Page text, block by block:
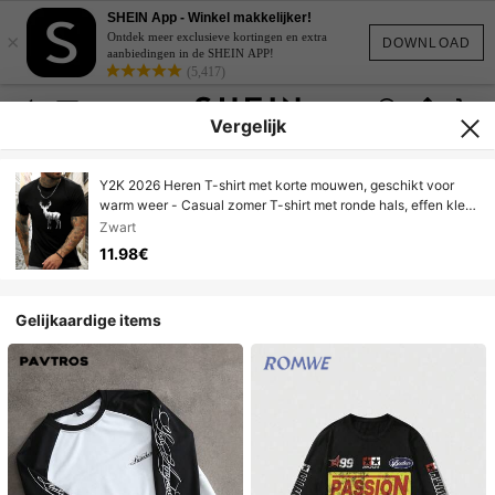
DOWNLOAD
×
SHEIN App - Winkel makkelijker!
Ontdek meer exclusieve kortingen en extra
aanbiedingen in de SHEIN APP!
(5,417)
Vergelijk
Y2K 2026 Heren T-shirt met korte mouwen, geschikt voor
warm weer - Casual zomer T-shirt met ronde hals, effen kleur,
cropped model, korte lengte voor warm weer, casual
herenkleding (handwas/droog) - Op voorraad Heren zomerset
Zwart
11.98€
Gelijkaardige items